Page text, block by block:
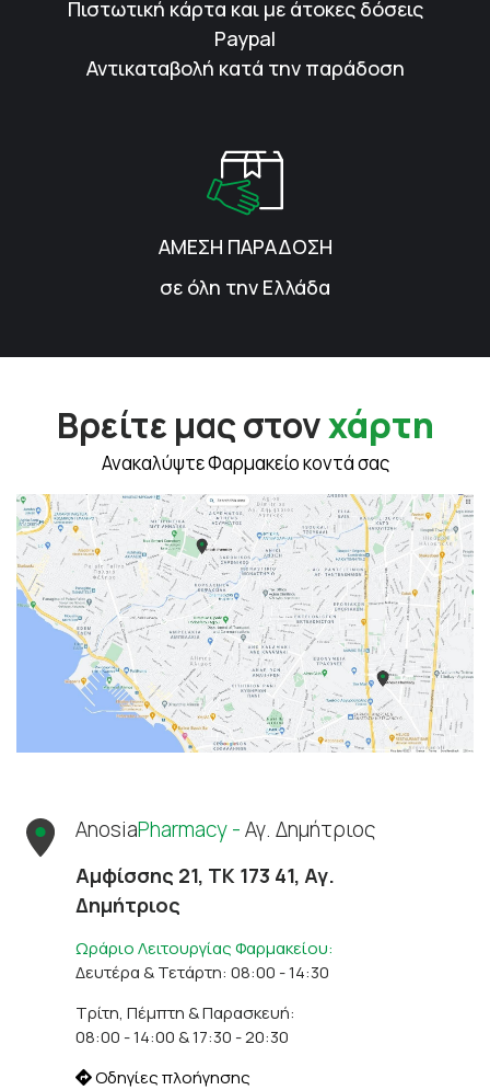
Πιστωτική κάρτα και με άτοκες δόσεις
Paypal
Αντικαταβολή κατά την παράδοση
ΑΜΕΣΗ ΠΑΡΑΔΟΣΗ
σε όλη την Ελλάδα
Βρείτε μας στονχάρτη
Ανακαλύψτε Φαρμακείο κοντά σας
AnosiaPharmacy -Αγ. Δημήτριος
Αμφίσσης 21, ΤΚ 173 41, Αγ.
Δημήτριος
Ωράριο Λειτουργίας Φαρμακείου:
Δευτέρα & Τετάρτη: 08:00 - 14:30
Τρίτη, Πέμπτη & Παρασκευή:
08:00 - 14:00 & 17:30 - 20:30
Οδηγίες πλοήγησης